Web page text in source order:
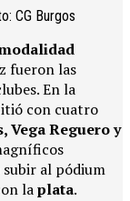
CG Burgos
fueron las
En la
con cuatro
Vega Reguero y
al pódium
laplata.